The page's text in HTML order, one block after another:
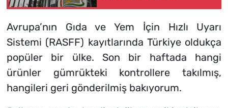
toplatma kararı
Avrupa’nın Gıda ve Yem İçin Hızlı Uyarı
Sistemi (RASFF) kayıtlarında Türkiye oldukça
popüler bir ülke. Son bir haftada hangi
ürünler gümrükteki kontrollere takılmış,
hangileri geri gönderilmiş bakıyorum.